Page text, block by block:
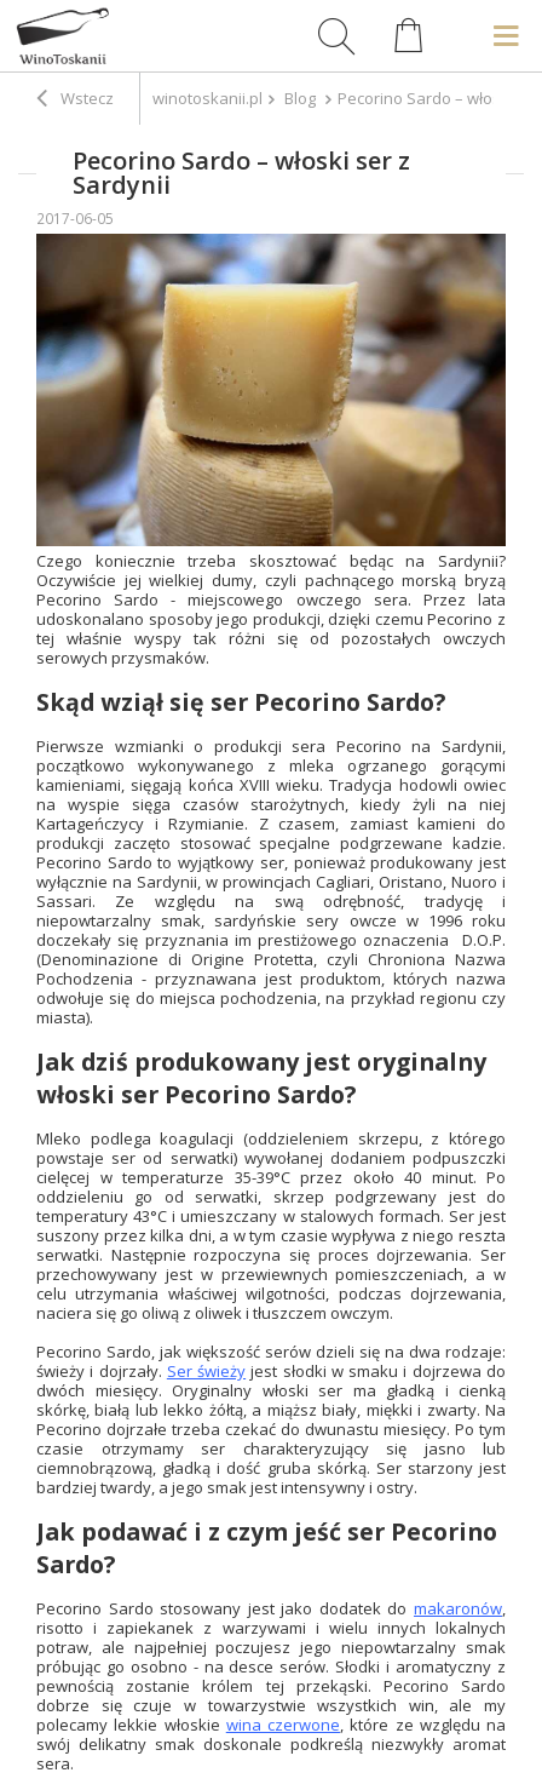
Wstecz winotoskanii.pl Blog Pecorino Sardo – włoski
Pecorino Sardo – włoski ser z
Sardynii
2017-06-05
Czego koniecznie trzeba skosztować będąc na Sardynii?
Oczywiście jej wielkiej dumy, czyli pachnącego morską bryzą
Pecorino Sardo - miejscowego owczego sera. Przez lata
udoskonalano sposoby jego produkcji, dzięki czemu Pecorino z
tej właśnie wyspy tak różni się od pozostałych owczych
serowych przysmaków.
Skąd wziął się ser Pecorino Sardo?
Pierwsze wzmianki o produkcji sera Pecorino na Sardynii,
początkowo wykonywanego z mleka ogrzanego gorącymi
kamieniami, sięgają końca XVIII wieku. Tradycja hodowli owiec
na wyspie sięga czasów starożytnych, kiedy żyli na niej
Kartageńczycy i Rzymianie. Z czasem, zamiast kamieni do
produkcji zaczęto stosować specjalne podgrzewane kadzie.
Pecorino Sardo to wyjątkowy ser, ponieważ produkowany jest
wyłącznie na Sardynii, w prowincjach Cagliari, Oristano, Nuoro i
Sassari. Ze względu na swą odrębność, tradycję i
niepowtarzalny smak, sardyńskie sery owcze w 1996 roku
doczekały się przyznania im prestiżowego oznaczenia D.O.P.
(Denominazione di Origine Protetta, czyli Chroniona Nazwa
Pochodzenia - przyznawana jest produktom, których nazwa
odwołuje się do miejsca pochodzenia, na przykład regionu czy
miasta).
Jak dziś produkowany jest oryginalny
włoski ser Pecorino Sardo?
Mleko podlega koagulacji (oddzieleniem skrzepu, z którego
powstaje ser od serwatki) wywołanej dodaniem podpuszczki
cielęcej w temperaturze 35-39°C przez około 40 minut. Po
oddzieleniu go od serwatki, skrzep podgrzewany jest do
temperatury 43°C i umieszczany w stalowych formach. Ser jest
suszony przez kilka dni, a w tym czasie wypływa z niego reszta
serwatki. Następnie rozpoczyna się proces dojrzewania. Ser
przechowywany jest w przewiewnych pomieszczeniach, a w
celu utrzymania właściwej wilgotności, podczas dojrzewania,
naciera się go oliwą z oliwek i tłuszczem owczym.
Pecorino Sardo, jak większość serów dzieli się na dwa rodzaje:
świeży i dojrzały. Ser świeży jest słodki w smaku i dojrzewa do
dwóch miesięcy. Oryginalny włoski ser ma gładką i cienką
skórkę, białą lub lekko żółtą, a miąższ biały, miękki i zwarty. Na
Pecorino dojrzałe trzeba czekać do dwunastu miesięcy. Po tym
czasie otrzymamy ser charakteryzujący się jasno lub
ciemnobrązową, gładką i dość gruba skórką. Ser starzony jest
bardziej twardy, a jego smak jest intensywny i ostry.
Jak podawać i z czym jeść ser Pecorino
Sardo?
Pecorino Sardo stosowany jest jako dodatek do makaronów,
risotto i zapiekanek z warzywami i wielu innych lokalnych
potraw, ale najpełniej poczujesz jego niepowtarzalny smak
próbując go osobno - na desce serów. Słodki i aromatyczny z
pewnością zostanie królem tej przekąski. Pecorino Sardo
dobrze się czuje w towarzystwie wszystkich win, ale my
polecamy lekkie włoskie wina czerwone, które ze względu na
swój delikatny smak doskonale podkreślą niezwykły aromat
sera.